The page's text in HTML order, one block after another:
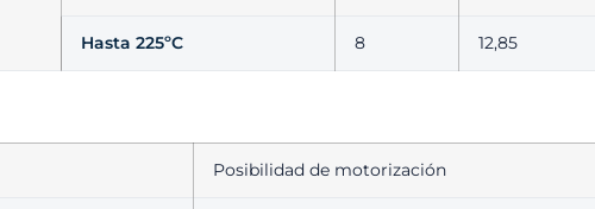
Hasta 225ºC 8 12,85
Posibilidad de motorización